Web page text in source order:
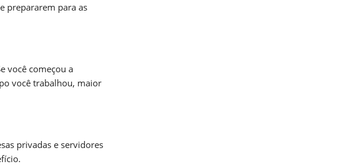
prepararem para as
você começou a
você trabalhou, maior
privadas e servidores